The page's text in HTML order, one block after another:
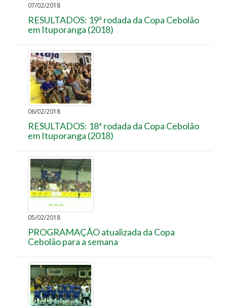
07/02/2018
RESULTADOS: 19ª rodada da Copa Cebolão
em Ituporanga (2018)
06/02/2018
RESULTADOS: 18ª rodada da Copa Cebolão
em Ituporanga (2018)
05/02/2018
PROGRAMAÇÃO atualizada da Copa
Cebolão para a semana